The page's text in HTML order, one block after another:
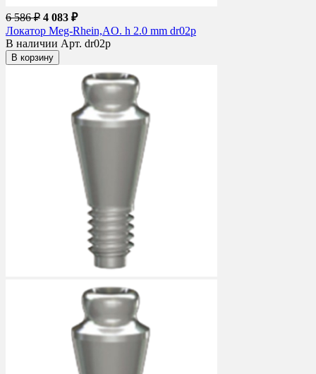
6 586 ₽ 4 083 ₽
Локатор Meg-Rhein,AO. h 2.0 mm dr02p
В наличии Арт. dr02p
В корзину